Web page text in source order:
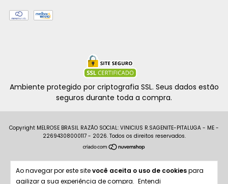
Ao navegar por este sitevocê aceita o uso de cookiespara
agilizar a sua experiência de compra. Entendi
Ambiente protegido por criptografia SSL. Seus dados estão
seguros durante toda a compra.
Copyright MELROSE BRASIL RAZÃO SOCIAL: VINICIUS R.SAGENITE-PITALUGA - ME -
22694308000117 - 2026. Todos os direitos reservados.